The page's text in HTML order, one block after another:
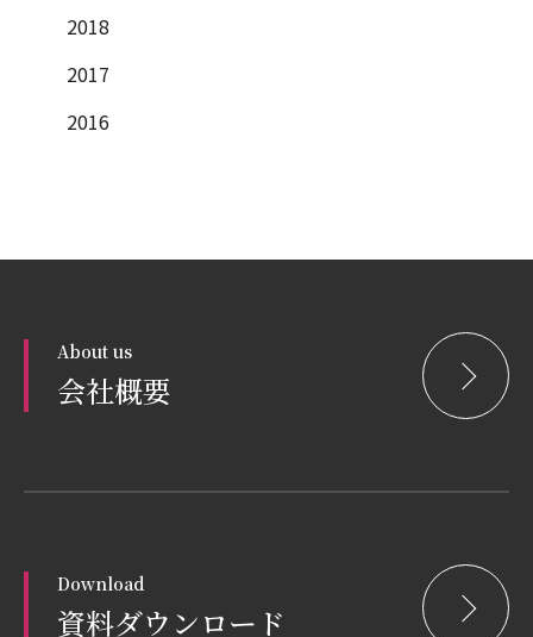
2018
2017
2016
About us
会社概要
Download
資料ダウンロード